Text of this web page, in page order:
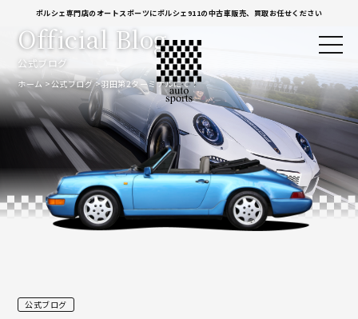
ポルシェ専門店のオートスポーツにポルシェ911の中古車販売、買取お任せください
公式ブログ
Official Blog
ホーム 公式ブログ 羽田第2ターミナルにて！
公式ブログ